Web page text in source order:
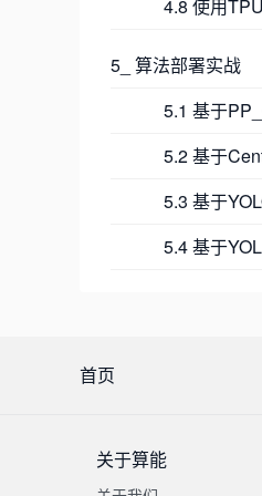
4.8 使用
5_ 算法部署实战
5.1 基于
5.2 基于
5.3 基于
5.4 基于
首页
关于算能